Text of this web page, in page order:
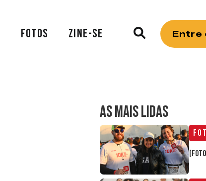
FOTOS ZINE-SE Entre
AS MAIS LIDAS